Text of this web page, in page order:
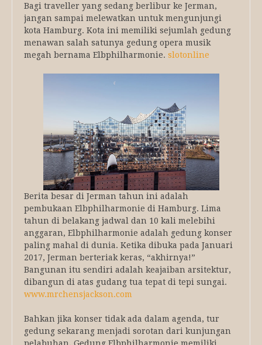
Bagi traveller yang sedang berlibur ke Jerman,
jangan sampai melewatkan untuk mengunjungi
kota Hamburg. Kota ini memiliki sejumlah gedung
menawan salah satunya gedung opera musik
megah bernama Elbphilharmonie. slotonline
Berita besar di Jerman tahun ini adalah
pembukaan Elbphilharmonie di Hamburg. Lima
tahun di belakang jadwal dan 10 kali melebihi
anggaran, Elbphilharmonie adalah gedung konser
paling mahal di dunia. Ketika dibuka pada Januari
2017, Jerman berteriak keras, “akhirnya!”
Bangunan itu sendiri adalah keajaiban arsitektur,
dibangun di atas gudang tua tepat di tepi sungai.
www.mrchensjackson.com
Bahkan jika konser tidak ada dalam agenda, tur
gedung sekarang menjadi sorotan dari kunjungan